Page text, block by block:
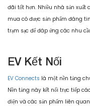
đãi tốt hơn. Nhiều nhà sản xuất
mua có được sản phẩm đáng
trạm sạc để đáp ứng các nhu
EV Kết Nối
EV Connects là một nền tảng
Nền tảng này kết nối trực tiếp
điện và các sản phẩm liên